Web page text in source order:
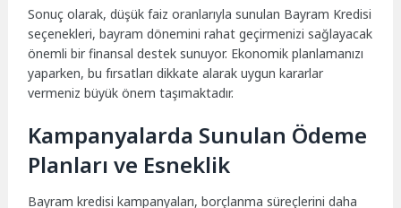
Sonuç olarak, düşük faiz oranlarıyla sunulan Bayram Kredisi
seçenekleri, bayram dönemini rahat geçirmenizi sağlayacak
önemli bir finansal destek sunuyor. Ekonomik planlamanızı
yaparken, bu fırsatları dikkate alarak uygun kararlar
vermeniz büyük önem taşımaktadır.
Kampanyalarda Sunulan Ödeme
Planları ve Esneklik
Bayram kredisi kampanyaları, borçlanma süreçlerini daha